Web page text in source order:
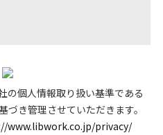
の個人情報取り扱い基準である
づき管理させていただきます。
www.libwork.co.jp/privacy/